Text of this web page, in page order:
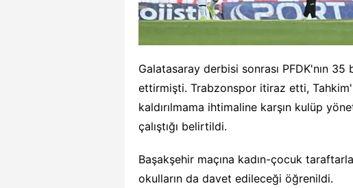
Galatasaray derbisi sonrası PFDK'nın
ettirmişti. Trabzonspor itiraz etti,
kaldırılmama ihtimaline karşın kulüp
çalıştığı belirtildi.
Başakşehir maçına kadın-çocuk
okulların da davet edileceği öğrenildi.